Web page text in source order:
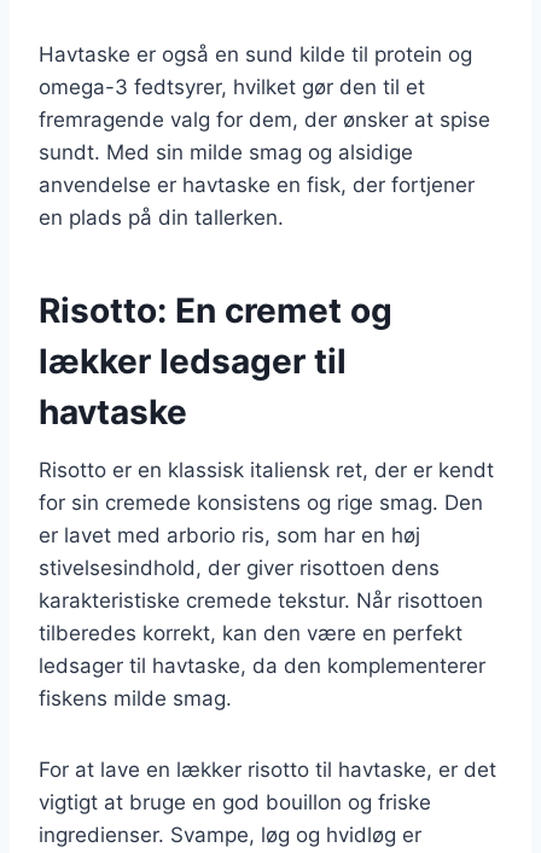
Havtaske er også en sund kilde til protein og
omega-3 fedtsyrer, hvilket gør den til et
fremragende valg for dem, der ønsker at spise
sundt. Med sin milde smag og alsidige
anvendelse er havtaske en fisk, der fortjener
en plads på din tallerken.
Risotto: En cremet og
lækker ledsager til
havtaske
Risotto er en klassisk italiensk ret, der er kendt
for sin cremede konsistens og rige smag. Den
er lavet med arborio ris, som har en høj
stivelsesindhold, der giver risottoen dens
karakteristiske cremede tekstur. Når risottoen
tilberedes korrekt, kan den være en perfekt
ledsager til havtaske, da den komplementerer
fiskens milde smag.
For at lave en lækker risotto til havtaske, er det
vigtigt at bruge en god bouillon og friske
ingredienser. Svampe, løg og hvidløg er